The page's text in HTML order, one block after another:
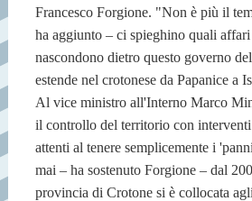
Francesco Forgione. "Non è più il
ha aggiunto – ci spieghino quali
nascondono dietro questo governo
estende nel crotonese da Papanice a
Al vice ministro all'Interno Marco
il controllo del territorio con
attenti al tenere semplicemente i
mai – ha sostenuto Forgione – dal
provincia di Crotone si è collocata